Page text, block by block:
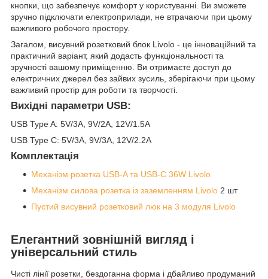
кнопки, що забезпечує комфорт у користуванні. Ви зможете
зручно підключати електроприлади, не втрачаючи при цьому
важливого робочого простору.
Загалом, висувний розетковий блок Livolo - це інноваційний та
практичний варіант, який додасть функціональності та
зручності вашому приміщенню. Ви отримаєте доступ до
електричних джерел без зайвих зусиль, зберігаючи при цьому
важливий простір для роботи та творчості.
Вихідні параметри USB:
USB Type A: 5V/3A, 9V/2A, 12V/1.5A
USB Type C: 5V/3A, 9V/3A, 12V/2.2A
Комплектація
Механізм розетка USB-A та USB-C 36W Livolo
Механізм силова розетка із заземленням Livolo 2 шт
Пустий висувний розетковий люк на 3 модуля Livolo
Елегантний зовнішній вигляд і
універсальний стиль
Чисті лінії розетки, бездоганна форма і дбайливо продуманий